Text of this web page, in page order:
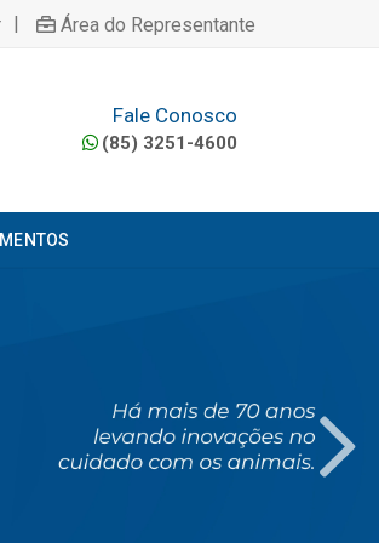
| Área do Representante
Fale Conosco
(85) 3251-4600